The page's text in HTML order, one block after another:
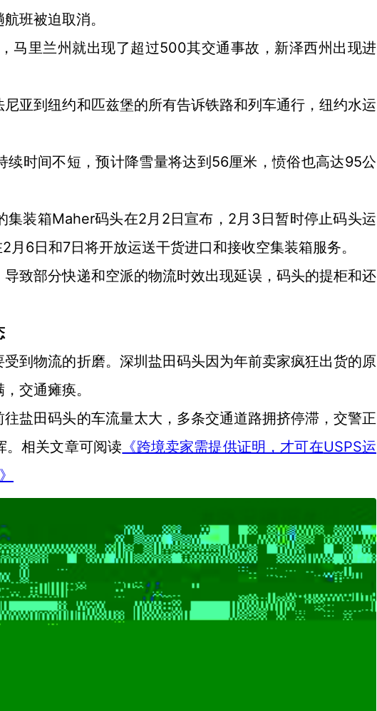
班被迫取消。
马里兰州就出现了超过500其交通事故，新泽西州出现进
亚到纽约和匹兹堡的所有告诉铁路和列车通行，纽约水运
时间不短，预计降雪量将达到 56厘米，愤俗也高达95公
集装箱Maher码头在2月2日宣布，2月3日暂时停止码头运
6日和7日将开放运送干货进口和接收空集装箱服务。
致部分快递和空派的物流时效出现延误，码头的提柜和还
到物流的折磨。深圳盐田码头因为年前卖家疯狂出货的原
交通瘫痪。
盐田码头的车流量太大，多条交通道路拥挤停滞，交警正
。相关文章可阅读 《跨境卖家需提供证明，才可在USPS运